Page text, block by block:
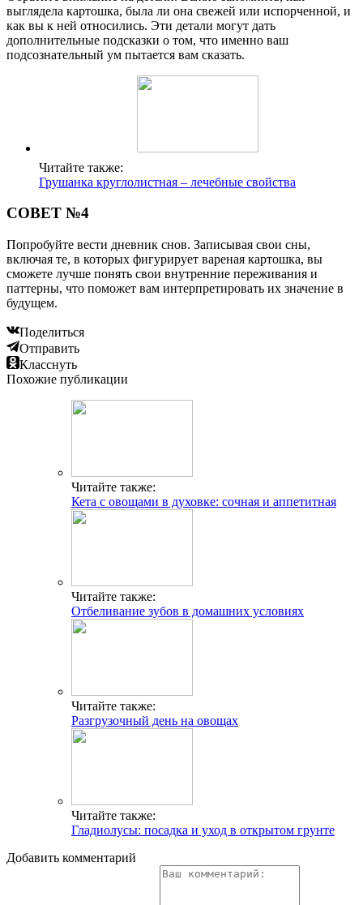
выглядела картошка, была ли она свежей или испорченной, и
как вы к ней относились. Эти детали могут дать
дополнительные подсказки о том, что именно ваш
подсознательный ум пытается вам сказать.
Читайте также:
Грушанка круглолистная – лечебные свойства
СОВЕТ №4
Попробуйте вести дневник снов. Записывая свои сны,
включая те, в которых фигурирует вареная картошка, вы
сможете лучше понять свои внутренние переживания и
паттерны, что поможет вам интерпретировать их значение в
будущем.
Поделиться
Отправить
Класснуть
Похожие публикации
Читайте также:
Кета с овощами в духовке: сочная и аппетитная
Читайте также:
Отбеливание зубов в домашних условиях
Читайте также:
Разгрузочный день на овощах
Читайте также:
Гладиолусы: посадка и уход в открытом грунте
Добавить комментарий